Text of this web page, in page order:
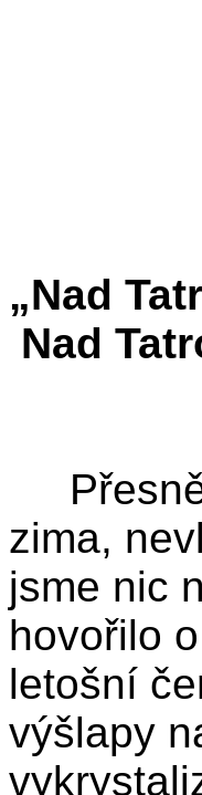
„Nad
Nad
Přesně
zima,
jsme nic
hovořilo
letošní
výšlapy